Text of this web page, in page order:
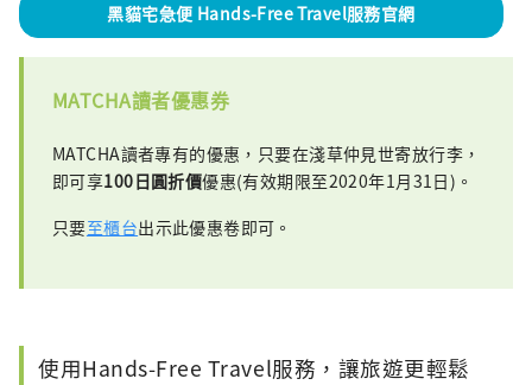
黑貓宅急便 Hands-Free Travel服務官網
MATCHA讀者優惠券
MATCHA讀者專有的優惠，只要在淺草仲見世寄放行李，
即可享100日圓折價優惠(有效期限至2020年1月31日)。
只要至櫃台出示此優惠卷即可。
使用Hands-Free Travel服務，讓旅遊更輕鬆